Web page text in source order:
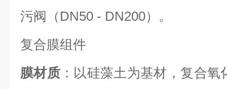
污阀（DN50 - DN200）。
复合膜组件
膜材质 ：以硅藻土为基材，复合氧